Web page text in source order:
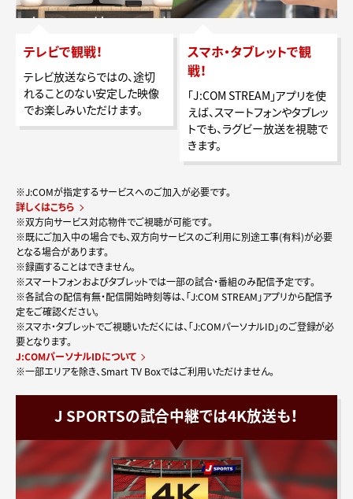
テレビで観戦！
テレビ放送ならではの、途切
れることのない安定した映像
でお楽しみいただけます。
スマホ・タブレットで観
戦！
「J:COM STREAM」アプリを使
えば、スマートフォンやタブレッ
トでも、ラグビー放送を視聴で
きます。
※J:COMが指定するサービスへのご加入が必要です。
詳しくはこちら
※双方向サービス対応物件でご視聴が可能です。
※既にご加入中の場合でも、双方向サービスのご利用に別途工事(有料)が必要
となる場合があります。
※録画することはできません。
※スマートフォンおよびタブレットでは一部の試合・番組のみ配信予定です。
※各試合の配信有無・配信開始時刻等は、「J:COM STREAM」アプリから配信予
定をご確認ください。
※スマホ・タブレットでご視聴いただくには、「J:COMパーソナルID」のご登録が必
要となります。
J:COMパーソナルIDについて
※一部エリアを除き、Smart TV Boxではご利用いただけません。
J SPORTSの試合中継では4K放送も！